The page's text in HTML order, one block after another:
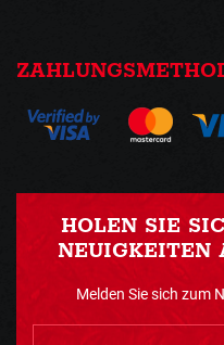
HOLEN SIE
NEUIGKEITEN
Melden Sie sich zum